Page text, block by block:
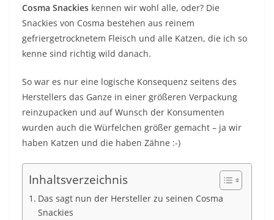
Cosma Snackies kennen wir wohl alle, oder? Die
Snackies von Cosma bestehen aus reinem
gefriergetrocknetem Fleisch und alle Katzen, die ich so
kenne sind richtig wild danach.
So war es nur eine logische Konsequenz seitens des
Herstellers das Ganze in einer größeren Verpackung
reinzupacken und auf Wunsch der Konsumenten
wurden auch die Würfelchen größer gemacht – ja wir
haben Katzen und die haben Zähne :-)
Inhaltsverzeichnis
Das sagt nun der Hersteller zu seinen Cosma
Snackies